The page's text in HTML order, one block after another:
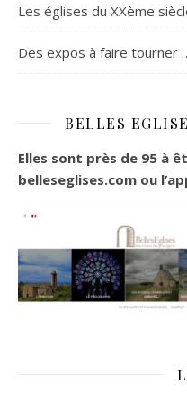
Les églises du XXème
Des expos à faire tourner
BELLES
Elles sont près de 95 à
belleseglises.com ou